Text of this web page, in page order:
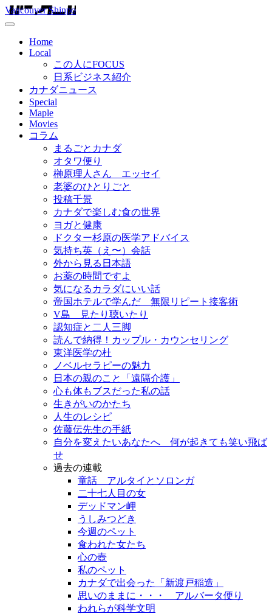
Vancouver Shinpo
Home
Local
この人にFOCUS
日系ビジネス紹介
カナダニュース
Special
Maple
Movies
コラム
まるごとカナダ
オタワ便り
榊原理人さん エッセイ
老婆のひとりごと
投稿千景
カナダで楽しむ食の世界
ヨガと健康
ドクター杉原の医学アドバイス
気持ち英（え〜）会話
外から見る日本語
お薬の時間ですよ
気になるカラダにいい話
帝国ホテルで学んだ 無限リピート接客術
V島 見たり聴いたり
認知症と二人三脚
読んで納得！カップル・カウンセリング
東洋医学の杜
ノベルセラピーの魅力
日本の親のこと「遠隔介護」
心も体もブスだった私の話
生きがいのかたち
人生のレシピ
佐藤伝先生の手紙
自分を変えたいあなたへ 何が起きても笑い飛ば
せ
過去の連載
童話 アルタイとソロンガ
二十七人目の女
デッドマン岬
うしみつどき
今週のペット
食われた女たち
心の壺
私のペット
カナダで出会った「新渡戸稲造」
思いのままに・・・ アルバータ便り
われらが科学文明